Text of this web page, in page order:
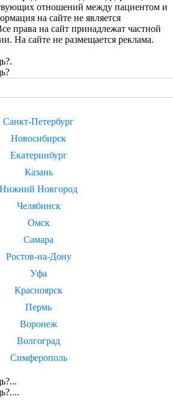
отношений между пациентом и
на сайте не является
права на сайт принадлежат частной
На сайте не размещается реклама.
Санкт-Петербург
Новосибирск
Екатеринбург
Казань
Нижний Новгород
Челябинск
Омск
Самара
Ростов-на-Дону
Уфа
Красноярск
Пермь
Воронеж
Волгоград
Симферополь